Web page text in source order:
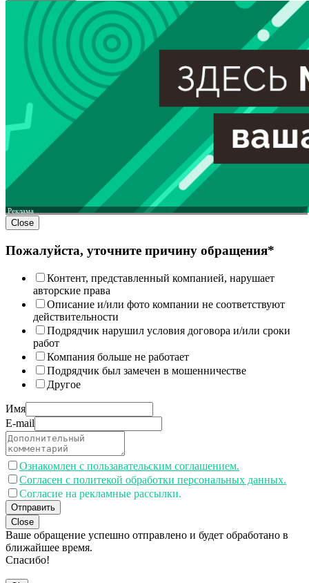
Реклама
Close
Пожалуйста, уточните причину обращения*
Контент, представленный компанией, нарушает
авторские права
Описание и/или фото компании не соответствуют
действительности
Подрядчик нарушил условия договора и/или сроки
работ
Компания больше не работает
Подрядчик был замечен в мошенничестве
Другое
Имя
E-mail
Ознакомлен с пользавательским соглашением.
Согласен с политекой обработки персональных данных.
Согласие на рекламные рассылки.
Отправить
Close
Ваше обращение успешно отправлено и будет обработано в
ближайшее время.
Спасибо!